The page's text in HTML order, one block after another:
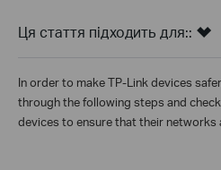
Ця стаття підходить для::
In order to make TP-Link devices
through the following steps and
devices to ensure that their networks